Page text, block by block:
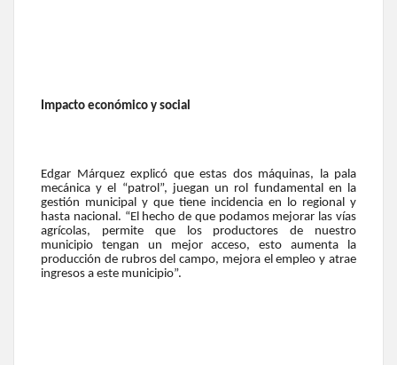
Impacto económico y social
Edgar Márquez explicó que estas dos máquinas, la pala
mecánica y el “patrol”, juegan un rol fundamental en la
gestión municipal y que tiene incidencia en lo regional y
hasta nacional. “El hecho de que podamos mejorar las vías
agrícolas, permite que los productores de nuestro
municipio tengan un mejor acceso, esto aumenta la
producción de rubros del campo, mejora el empleo y atrae
ingresos a este municipio”.